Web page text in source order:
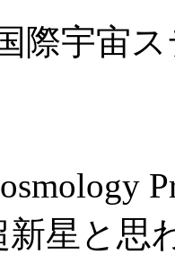
際宇宙
新星と思